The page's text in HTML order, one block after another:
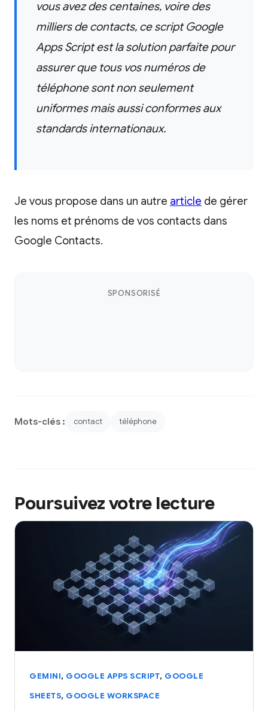
vous avez des centaines, voire des
milliers de contacts, ce script Google
Apps Script est la solution parfaite pour
assurer que tous vos numéros de
téléphone sont non seulement
uniformes mais aussi conformes aux
standards internationaux.
Je vous propose dans un autre article de gérer
les noms et prénoms de vos contacts dans
Google Contacts.
SPONSORISÉ
Mots-clés : contact téléphone
Poursuivez votre lecture
GEMINI, GOOGLE APPS SCRIPT, GOOGLE
SHEETS, GOOGLE WORKSPACE